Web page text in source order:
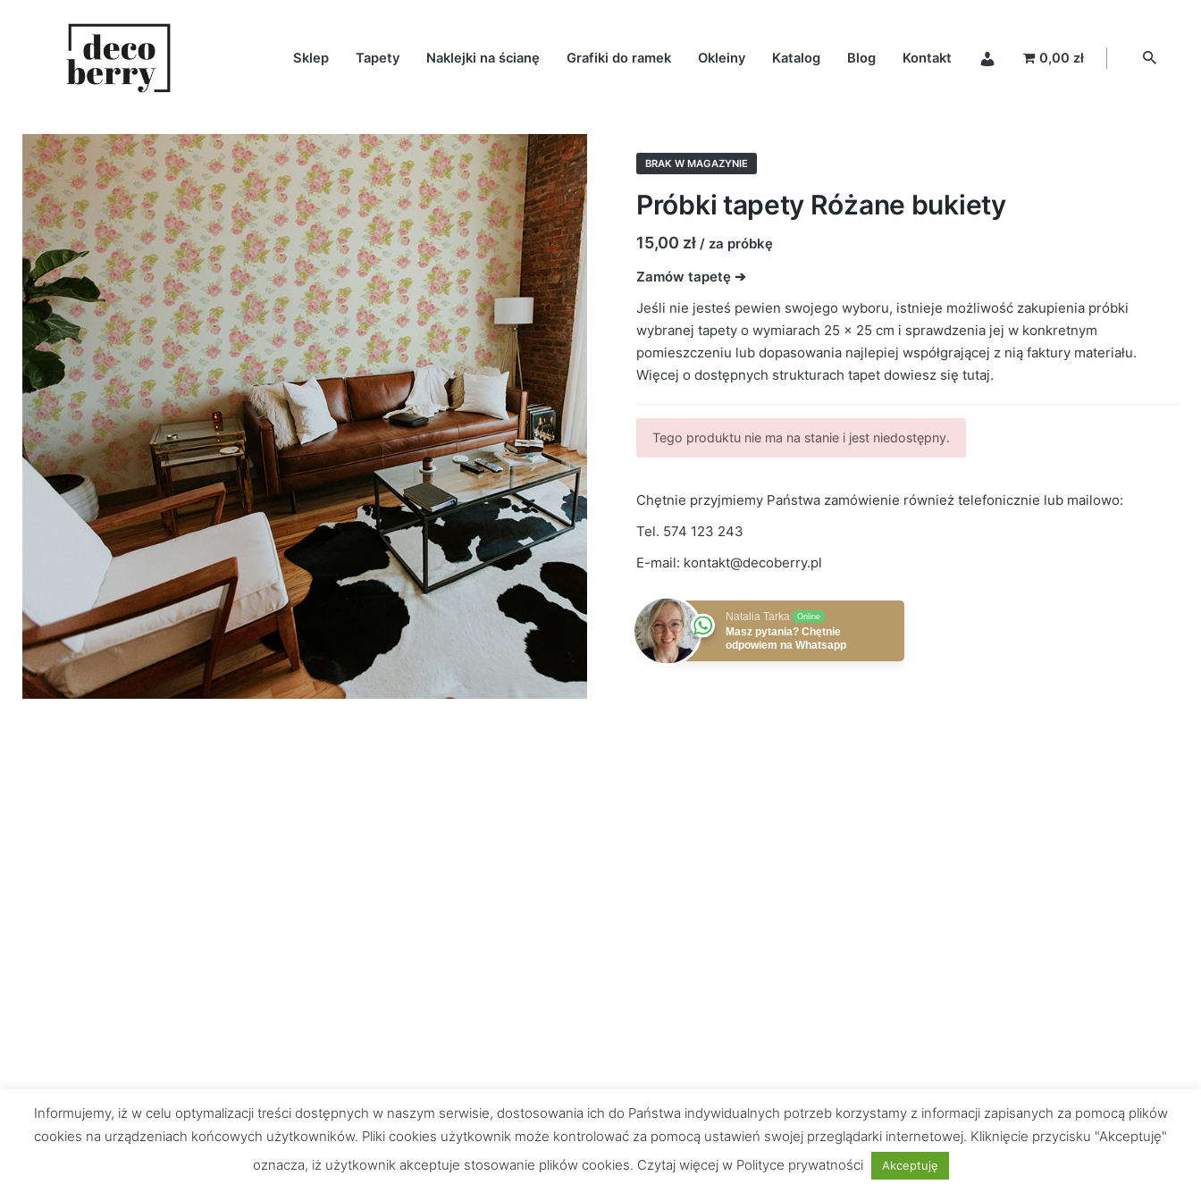
Sklep Tapety Naklejki na ścianę Grafiki do ramek Okleiny Katalog Blog Kontakt 0,00 zł
BRAK W MAGAZYNIE
Próbki tapety Różane bukiety
15,00 zł / za próbkę
Zamów tapetę ➔
Jeśli nie jesteś pewien swojego wyboru, istnieje możliwość zakupienia próbki
wybranej tapety o wymiarach 25 × 25 cm i sprawdzenia jej w konkretnym
pomieszczeniu lub dopasowania najlepiej współgrającej z nią faktury materiału.
Więcej o dostępnych strukturach tapet dowiesz się tutaj.
Tego produktu nie ma na stanie i jest niedostępny.
Chętnie przyjmiemy Państwa zamówienie również telefonicznie lub mailowo:
Tel. 574 123 243
E-mail: kontakt@decoberry.pl
Natalia Tarka Online
Masz pytania? Chętnie
odpowiem na Whatsapp
Informacje Wskazówki Płatności obsługuje
Informujemy, iż w celu optymalizacji treści dostępnych w naszym serwisie, dostosowania ich do Państwa indywidualnych potrzeb korzystamy z informacji zapisanych za pomocą plików
cookies na urządzeniach końcowych użytkowników. Pliki cookies użytkownik może kontrolować za pomocą ustawień swojej przeglądarki internetowej. Kliknięcie przycisku "Akceptuję"
oznacza, iż użytkownik akceptuje stosowanie plików cookies. Czytaj więcej w Polityce prywatności Akceptuję